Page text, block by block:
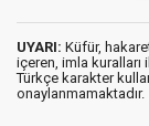
UYARI: Küfür,
içeren, imla kuralları
Türkçe karakter
onaylanmamaktadır.